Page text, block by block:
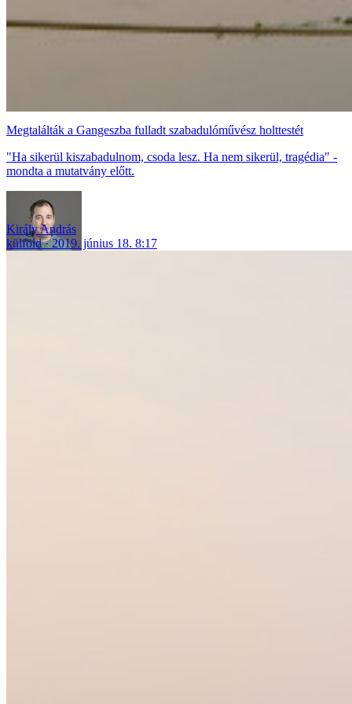
Megtalálták a Gangeszba fulladt szabadulóművész holttestét
"Ha sikerül kiszabadulnom, csoda lesz. Ha nem sikerül, tragédia" -
mondta a mutatvány előtt.
Király András
külföld
2019. június 18. 8:17